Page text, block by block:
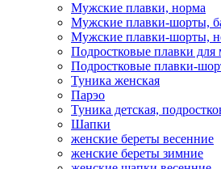
Мужские плавки, норма
Мужские плавки-шорты,
Мужские плавки-шорты,
Подростковые плавки для
Подростковые плавки-
Туникa женская
Парэо
Туника детская,
Шапки
женские береты весенние
женские береты зимние